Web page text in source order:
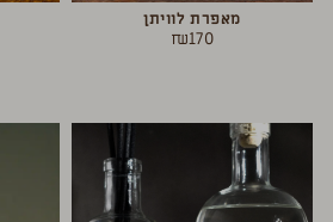
מאפרת לוויתן
₪170